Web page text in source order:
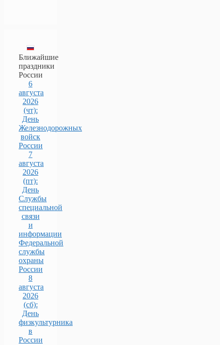
Ближайшие
праздники
России
6
августа
2026
(чт):
День
Железнодорожных
войск
России
7
августа
2026
(пт):
День
Службы
специальной
связи
и
информации
Федеральной
службы
охраны
России
8
августа
2026
(сб):
День
физкультурника
в
России